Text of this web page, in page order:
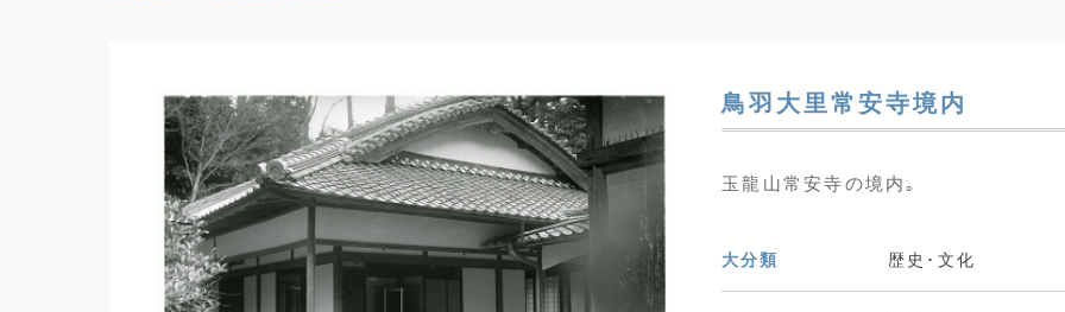
鳥羽大里常安寺境内
玉龍山常安寺の境内｡
大分類 歴史･文化